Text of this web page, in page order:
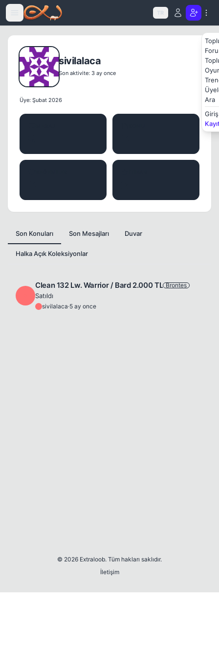
Icerige atla
TR
Ara
Giriş
sivilalaca
Son aktivite: 3 ay once
Üye: Şubat 2026
Son Konuları Son Mesajları Duvar
Halka Açık Koleksiyonlar
Clean 132 Lw. Warrior / Bard 2.000 TL Brontes
Satıldı
sivilalaca·5 ay once
© 2026 Extraloob. Tüm hakları saklıdır.
İletişim